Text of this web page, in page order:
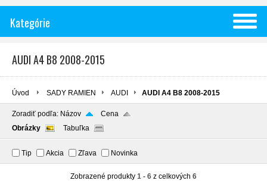
Kategórie
AUDI A4 B8 2008-2015
Úvod SADY RAMIEN AUDI AUDI A4 B8 2008-2015
Zoradiť podľa: Názov
Cena
Obrázky
Tabuľka
Tip Akcia Zľava Novinka
Zobrazené produkty 1 - 6 z celkových 6